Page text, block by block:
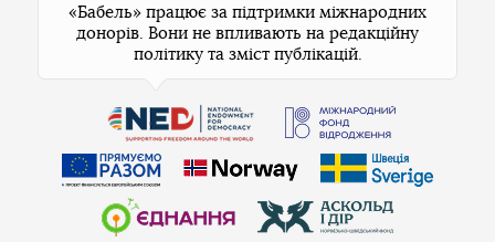
«Бабель» працює за підтримки міжнародних
донорів. Вони не впливають на редакційну
політику та зміст публікацій.